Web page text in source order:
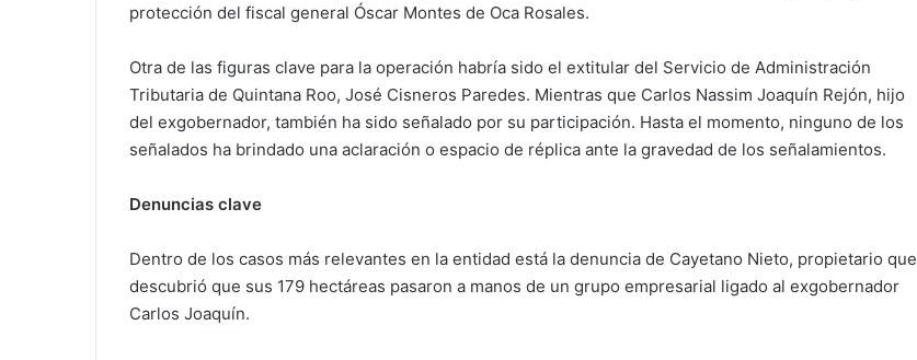
protección del fiscal general Óscar Montes de Oca Rosales.
Otra de las figuras clave para la operación habría sido el extitular del Servicio de Administración
Tributaria de Quintana Roo, José Cisneros Paredes. Mientras que Carlos Nassim Joaquín Rejón, hijo
del exgobernador, también ha sido señalado por su participación. Hasta el momento, ninguno de los
señalados ha brindado una aclaración o espacio de réplica ante la gravedad de los señalamientos.
Denuncias clave
Dentro de los casos más relevantes en la entidad está la denuncia de Cayetano Nieto, propietario que
descubrió que sus 179 hectáreas pasaron a manos de un grupo empresarial ligado al exgobernador
Carlos Joaquín.